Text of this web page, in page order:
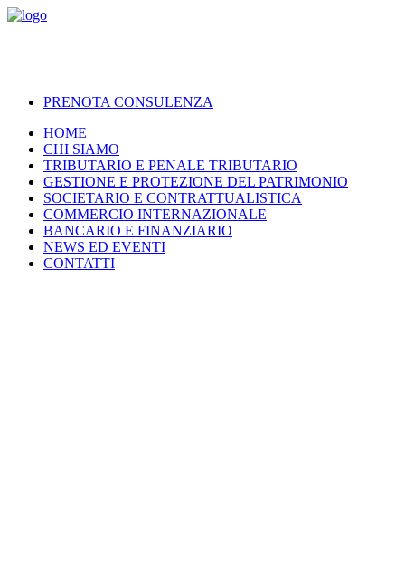
PRENOTA CONSULENZA
HOME
CHI SIAMO
TRIBUTARIO E PENALE TRIBUTARIO
GESTIONE E PROTEZIONE DEL PATRIMONIO
SOCIETARIO E CONTRATTUALISTICA
COMMERCIO INTERNAZIONALE
BANCARIO E FINANZIARIO
NEWS ED EVENTI
CONTATTI